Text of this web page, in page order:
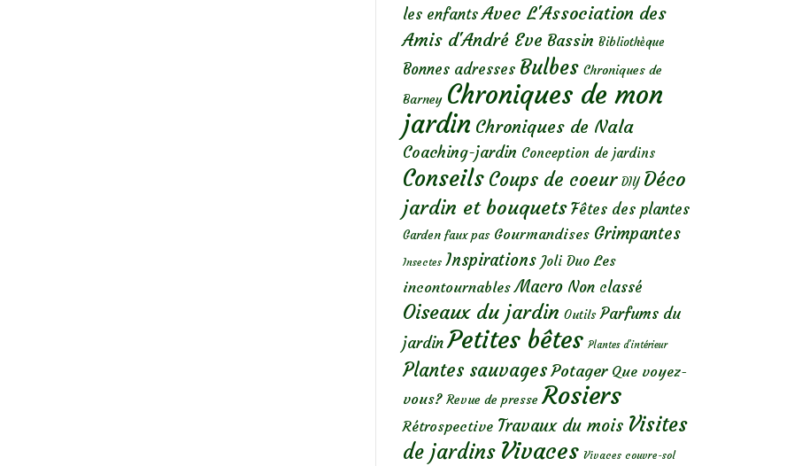
les enfants Avec L'Association des
Amis d'André Eve Bassin Bibliothèque
Bonnes adresses Bulbes Chroniques de
Barney Chroniques de mon
jardin Chroniques de Nala
Coaching-jardin Conception de jardins
Conseils Coups de coeur DIY Déco
jardin et bouquets Fêtes des plantes
Garden faux pas Gourmandises Grimpantes
Insectes Inspirations Joli Duo Les
incontournables Macro Non classé
Oiseaux du jardin Outils Parfums du
jardin Petites bêtes Plantes d’intérieur
Plantes sauvages Potager Que voyez-
vous? Revue de presse Rosiers
Rétrospective Travaux du mois Visites
de jardins Vivaces Vivaces couvre-sol